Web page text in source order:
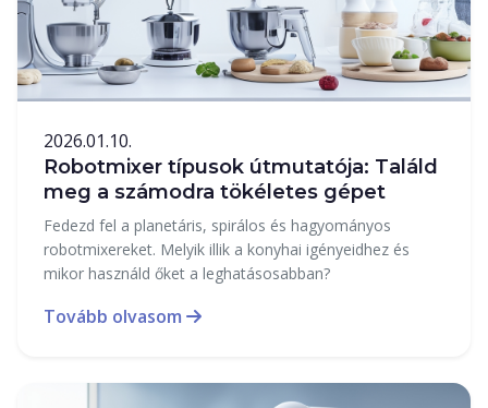
2026.01.10.
Robotmixer típusok útmutatója: Találd
meg a számodra tökéletes gépet
Fedezd fel a planetáris, spirálos és hagyományos
robotmixereket. Melyik illik a konyhai igényeidhez és
mikor használd őket a leghatásosabban?
Tovább olvasom